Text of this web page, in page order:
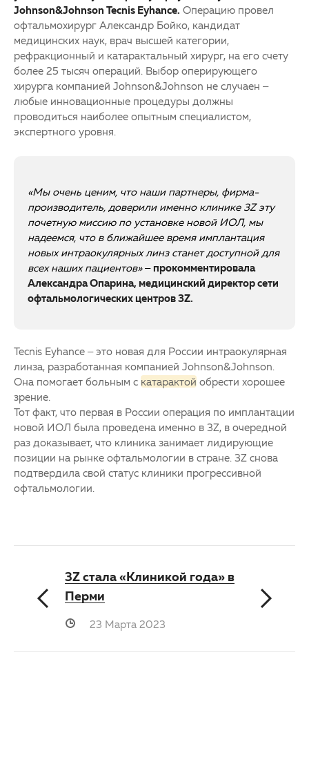
Johnson&Johnson Tecnis Eyhance. Операцию провел
офтальмохирург Александр Бойко, кандидат
медицинских наук, врач высшей категории,
рефракционный и катарактальный хирург, на его счету
более 25 тысяч операций. Выбор оперирующего
хирурга компанией Johnson&Johnson не случаен –
любые инновационные процедуры должны
проводиться наиболее опытным специалистом,
экспертного уровня.
«Мы очень ценим, что наши партнеры, фирма-
производитель, доверили именно клинике 3Z эту
почетную миссию по установке новой ИОЛ, мы
надеемся, что в ближайшее время имплантация
новых интраокулярных линз станет доступной для
всех наших пациентов»– прокомментировала
Александра Опарина, медицинский директор сети
офтальмологических центров 3Z.
Tecnis Eyhance – это новая для России интраокулярная
линза, разработанная компанией Johnson&Johnson.
Она помогает больным c катарактой обрести хорошее
зрение.
Тот факт, что первая в России операция по имплантации
новой ИОЛ была проведена именно в 3Z, в очередной
раз доказывает, что клиника занимает лидирующие
позиции на рынке офтальмологии в стране. 3Z снова
подтвердила свой статус клиники прогрессивной
офтальмологии.
3Z стала «Клиникой года» в
Перми
23 Марта 2023